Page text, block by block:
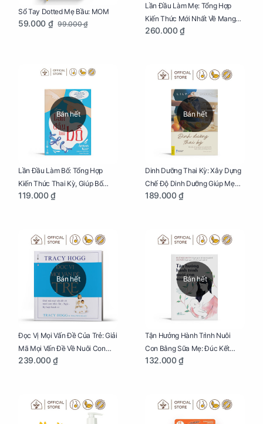
Sổ Tay Dotted Mẹ Bầu: MOM
59.000 ₫ 99.000 ₫
Lần Đầu Làm Mẹ: Tổng Hợp
Kiến Thức Mới Nhất Về Mang
Thai Và Sinh Nở Cho Mẹ Bầu
260.000 ₫
Bán hết
Lần Đầu Làm Bố: Tổng Hợp
Kiến Thức Thai Kỳ, Giúp Bố
Thấu Hiểu Hơn Về Mẹ Bầu Và
119.000 ₫
Bán hết
Dinh Dưỡng Thai Kỳ: Xây Dựng
Chế Độ Dinh Dưỡng Giúp Mẹ
Khỏe, Con Yêu Phát Triển Toàn
189.000 ₫
Bán hết
Đọc Vị Mọi Vấn Đề Của Trẻ: Giải
Mã Mọi Vấn Đề Về Nuôi Con
Nhỏ (Ăn, Ngủ, Kỷ Luật Hành Vi),
239.000 ₫
Bán hết
Tận Hưởng Hành Trình Nuôi
Con Bằng Sữa Mẹ: Đúc Kết
Những Kiến Thức Quý Báu Về
Mình Trong Hành Trình Nuôi
132.000 ₫